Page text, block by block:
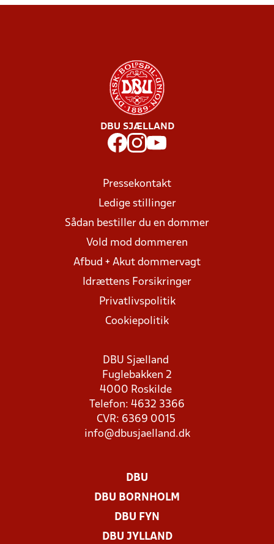
DBU SJÆLLAND
Pressekontakt
Ledige stillinger
Sådan bestiller du en dommer
Vold mod dommeren
Afbud + Akut dommervagt
Idrættens Forsikringer
Privatlivspolitik
Cookiepolitik
DBU Sjælland
Fuglebakken 2
4000 Roskilde
Telefon: 4632 3366
CVR: 6369 0015
info@dbusjaelland.dk
DBU
DBU BORNHOLM
DBU FYN
DBU JYLLAND